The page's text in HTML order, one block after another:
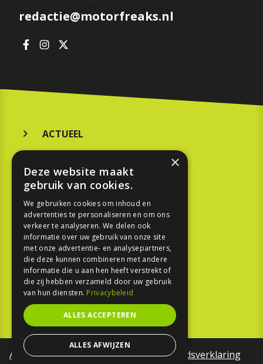
redactie@motorfreaks.nl
ACTUEEL
KOOPGIDS
TESTEN
SPORT
REPORTAGE
TOUREN
NIEUWSBRIEF
Algemene voorwaardenToegankelijkheidsverklaring
×
Deze website maakt
gebruik van cookies.
We gebruiken cookies om inhoud en
advertenties te personaliseren en om ons
verkeer te analyseren. We delen ook
informatie over uw gebruik van onze site
met onze advertentie- en analysepartners,
die deze kunnen combineren met andere
informatie die u aan hen heeft verstrekt of
die zij hebben verzameld door uw gebruik
van hun diensten. Privacybeleid
ALLES ACCEPTEREN
ALLES AFWIJZEN